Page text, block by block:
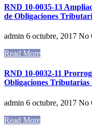
RND 10-0035-13
de Obligaciones
admin 6 octubre, 2017 No
Read More
RND 10-0032-11
Obligaciones Tributarias
admin 6 octubre, 2017 No
Read More